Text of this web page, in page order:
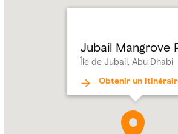
Jubail Mangrove
Île de Jubail, Abu Dhabi
Obtenir un